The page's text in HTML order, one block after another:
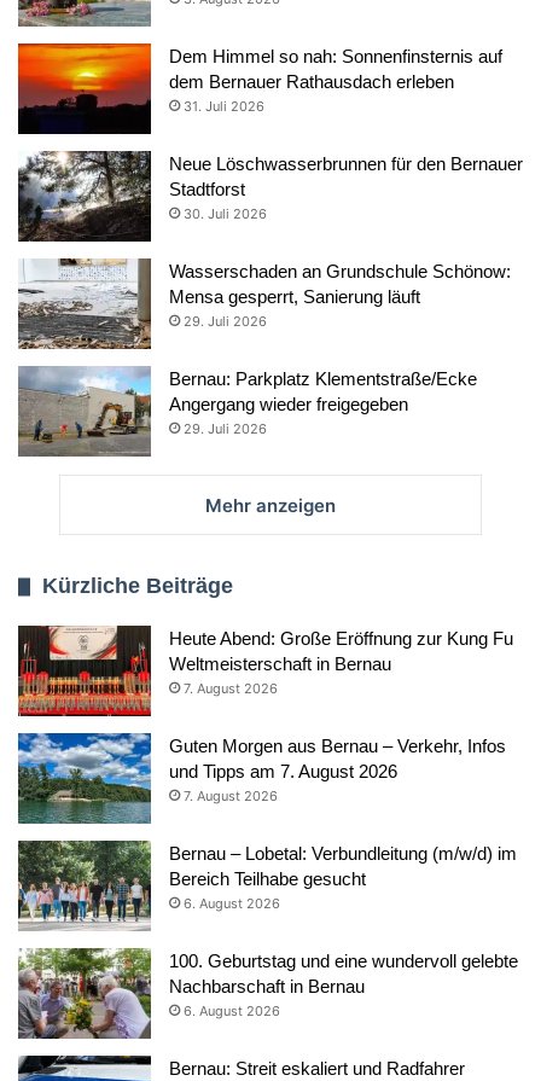
Dem Himmel so nah: Sonnenfinsternis auf
dem Bernauer Rathausdach erleben
31. Juli 2026
Neue Löschwasserbrunnen für den Bernauer
Stadtforst
30. Juli 2026
Wasserschaden an Grundschule Schönow:
Mensa gesperrt, Sanierung läuft
29. Juli 2026
Bernau: Parkplatz Klementstraße/Ecke
Angergang wieder freigegeben
29. Juli 2026
Mehr anzeigen
Kürzliche Beiträge
Heute Abend: Große Eröffnung zur Kung Fu
Weltmeisterschaft in Bernau
7. August 2026
Guten Morgen aus Bernau – Verkehr, Infos
und Tipps am 7. August 2026
7. August 2026
Bernau – Lobetal: Verbundleitung (m/w/d) im
Bereich Teilhabe gesucht
6. August 2026
100. Geburtstag und eine wundervoll gelebte
Nachbarschaft in Bernau
6. August 2026
Bernau: Streit eskaliert und Radfahrer